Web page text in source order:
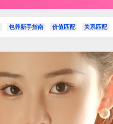
包养新手指南 价值匹配 关系匹配